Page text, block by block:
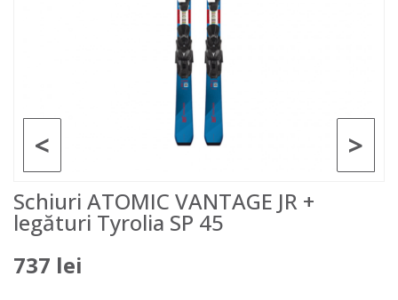
>
<
Schiuri ATOMIC VANTAGE JR +
legături Tyrolia SP 45
737 lei